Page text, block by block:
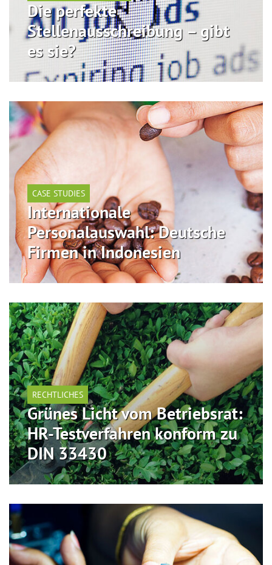
Die perfekte
Stellenausschreibung – gibt
es sie?
CASE STUDIES
Internationale
Personalauswahl: Deutsche
Firmen in Indonesien
RECHTLICHES
Grünes Licht vom Betriebsrat:
HR-Testverfahren konform zu
DIN 33430